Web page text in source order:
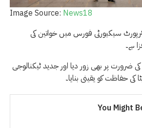
Image Source: News18
سیکیورٹی فورس میں خواتین کی
ہے۔
ضرورت پر بھی زور دیا اور جدید ٹیکنالوجی
کی حفاظت کو یقینی بنایا۔
You Might